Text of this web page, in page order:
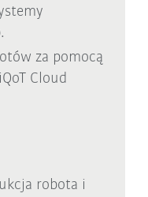
za pomocą
Cloud
robota i